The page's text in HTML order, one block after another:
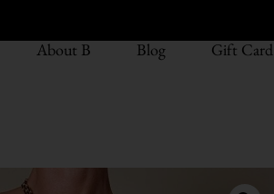
a
About B Blog Gift Card